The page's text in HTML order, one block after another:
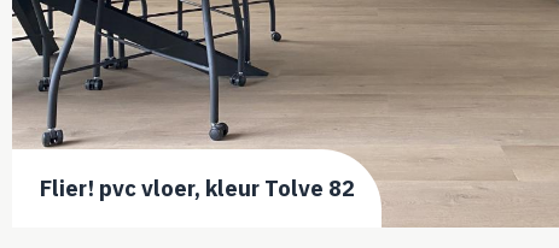
Flier! pvc vloer, kleur Tolve 82